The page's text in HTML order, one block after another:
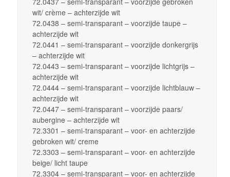
wit/ crème – achterzijde wit
72.0438 – semi-transparant – voorzijde taupe –
achterzijde wit
72.0441 – semi-transparant – voorzijde donkergrijs
– achterzijde wit
72.0443 – semi-transparant – voorzijde lichtgrijs –
achterzijde wit
72.0444 – semi-transparant – voorzijde lichtblauw –
achterzijde wit
72.0447 – semi-transparant – voorzijde paars/
aubergine – achterzijde wit
72.3301 – semi-transparant – voor- en achterzijde
gebroken wit/ creme
72.3303 – semi-transparant – voor- en achterzijde
beige/ licht taupe
72.3304 – semi-transparant – voor- en achterzijde